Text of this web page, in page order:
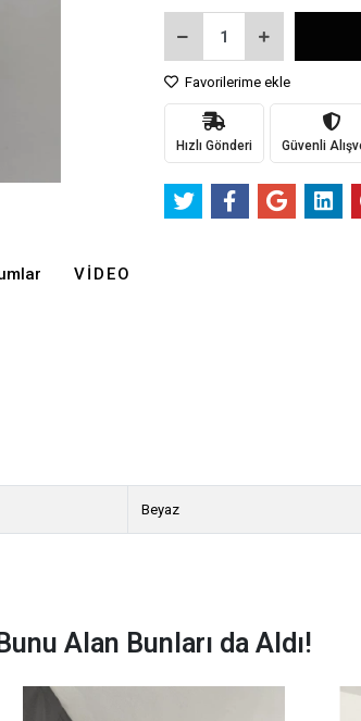
Favorilerime ekle
Hızlı Gönderi Güvenli
VIDEO
Beyaz
Bunu Alan Bunları da Aldı!